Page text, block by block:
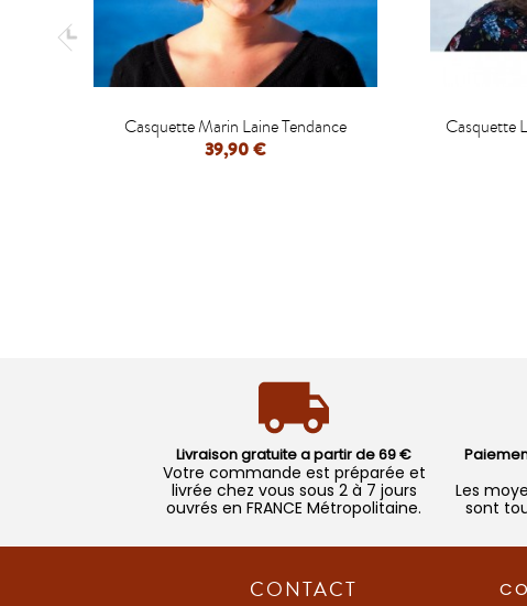
Casquette Marin Laine Tendance
39,90 €
APERÇU RAPIDE
Casquette
Livraison gratuite a partir de 69 €
Votre commande est préparée et
livrée chez vous sous 2 à 7 jours
ouvrés en FRANCE Métropolitaine.
Les
sont
CONTACT